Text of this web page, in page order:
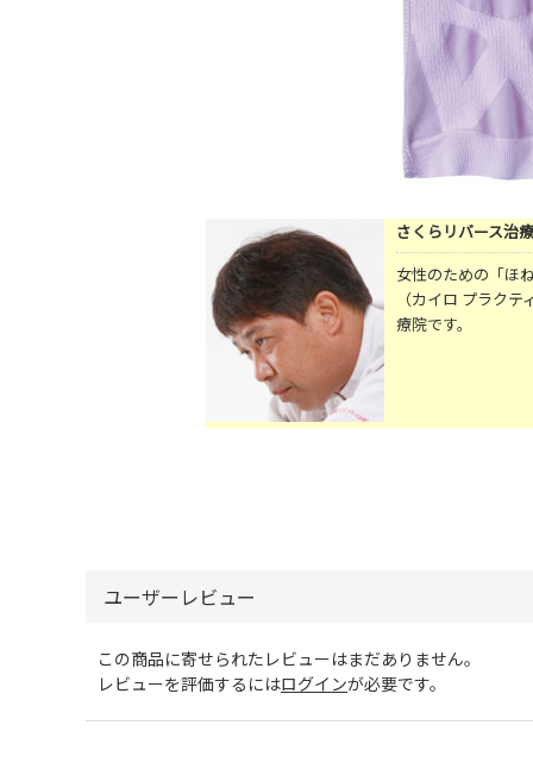
さくらリバース
女性のための「ほ
（カイロ プラク
療院です。
ユーザーレビュー
この商品に寄せられたレビューはまだありません。
レビューを評価するにはログインが必要です。